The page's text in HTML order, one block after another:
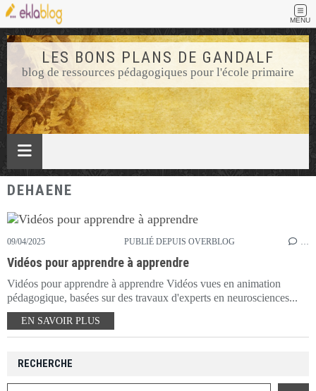
MENU
LES BONS PLANS DE GANDALF
blog de ressources pédagogiques pour l'école primaire
DEHAENE
09/04/2025 PUBLIÉ DEPUIS OVERBLOG …
Vidéos pour apprendre à apprendre
Vidéos pour apprendre à apprendre Vidéos vues en animation
pédagogique, basées sur des travaux d'experts en neurosciences...
EN SAVOIR PLUS
RECHERCHE